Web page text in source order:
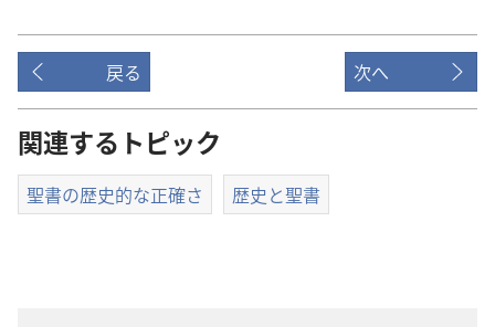
戻る 次へ
関連するトピック
聖書の歴史的な正確さ 歴史と聖書